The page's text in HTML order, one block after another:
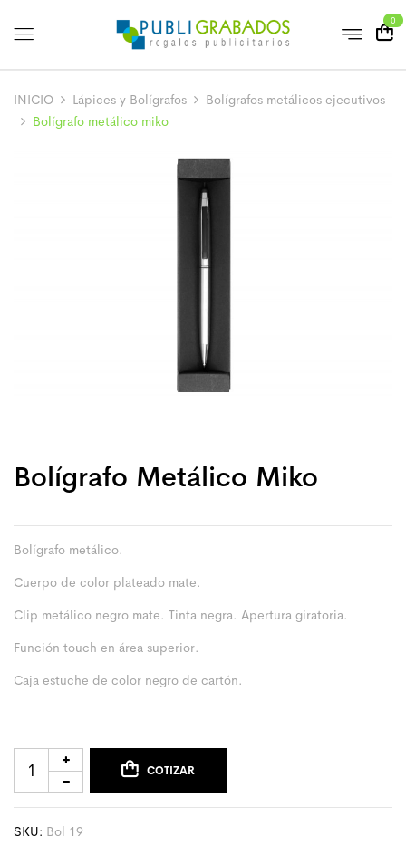
0
INICIO Lápices y Bolígrafos
Bolígrafos metálicos ejecutivos
Bolígrafo metálico miko
Bolígrafo Metálico Miko
Bolígrafo metálico.
Cuerpo de color plateado mate.
Clip metálico negro mate. Tinta negra. Apertura giratoria.
Función touch en área superior.
Caja estuche de color negro de cartón.
COTIZAR
SKU: Bol 19